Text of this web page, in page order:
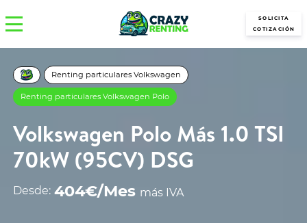
SOLICITA
COTIZACIÓN
Renting particulares Volkswagen
Renting particulares Volkswagen Polo
Volkswagen Polo Más 1.0 TSI
70kW (95CV) DSG
Desde: 404€/Mes más IVA